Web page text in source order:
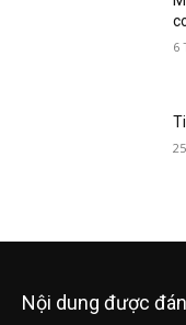
6
Nội dung được